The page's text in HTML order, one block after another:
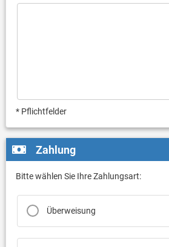
* Pflichtfelder
Zahlung
Bitte wählen Sie Ihre Zahlungsart:
Überweisung